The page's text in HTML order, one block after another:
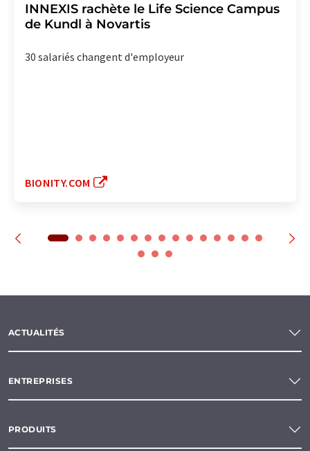
INNEXIS rachète le Life Science Campus
de Kundl à Novartis
30 salariés changent d'employeur
BIONITY.COM
ACTUALITÉS
ENTREPRISES
PRODUITS